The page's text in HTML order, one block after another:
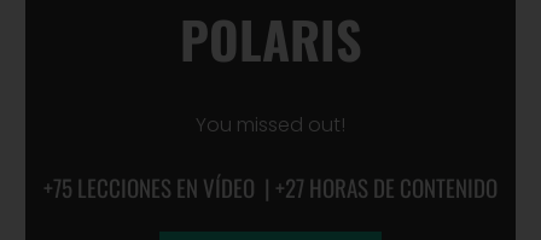
POLARIS
You missed out!
+75 LECCIONES EN VÍDEO | +27 HORAS DE CONTENIDO